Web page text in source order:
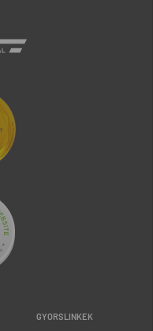
GYORSLINKEK